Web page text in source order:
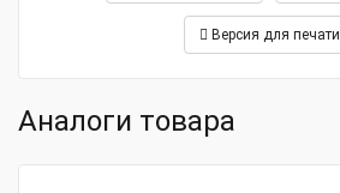
Версия для печати
Аналоги товара